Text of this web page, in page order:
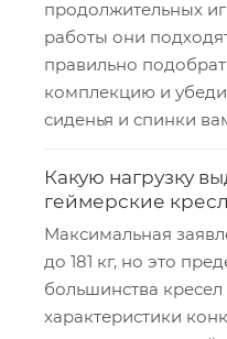
продолжительных
работы они
правильно
комплекцию и
сиденья и спинки
Какую нагрузку
геймерские
Максимальная
до 181 кг, но это
большинства
характеристики